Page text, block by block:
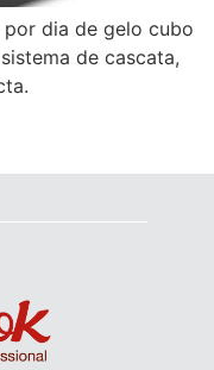
dia de gelo cubo
de cascata,